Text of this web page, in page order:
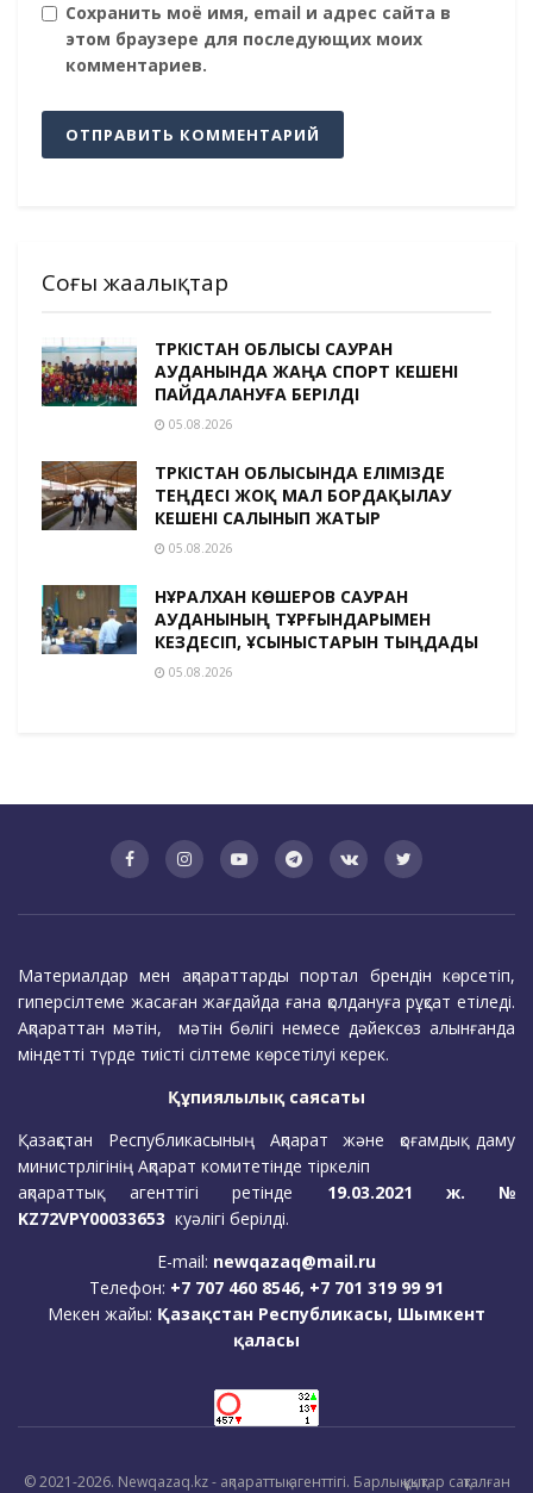
Сохранить моё имя, email и адрес сайта в
этом браузере для последующих моих
комментариев.
Соңғы жаңалықтар
ТҮРКІСТАН ОБЛЫСЫ САУРАН
АУДАНЫНДА ЖАҢА СПОРТ КЕШЕНІ
ПАЙДАЛАНУҒА БЕРІЛДІ
05.08.2026
ТҮРКІСТАН ОБЛЫСЫНДА ЕЛІМІЗДЕ
ТЕҢДЕСІ ЖОҚ МАЛ БОРДАҚЫЛАУ
КЕШЕНІ САЛЫНЫП ЖАТЫР
05.08.2026
НҰРАЛХАН КӨШЕРОВ САУРАН
АУДАНЫНЫҢ ТҰРҒЫНДАРЫМЕН
КЕЗДЕСІП, ҰСЫНЫСТАРЫН ТЫҢДАДЫ
05.08.2026
Материалдар мен ақпараттарды портал брендін көрсетіп,
гиперсілтеме жасаған жағдайда ғана қолдануға рұқсат етіледі.
Ақпараттан мәтін, мәтін бөлігі немесе дәйексөз алынғанда
міндетті түрде тиісті сілтеме көрсетілуі керек.
Құпиялылық саясаты
Қазақстан Республикасының Ақпарат және қоғамдық даму
министрлігінің Ақпарат комитетінде тіркеліп
ақпараттық агенттігі ретінде 19.03.2021 ж. №
KZ72VPY00033653 куәлігі берілді.
E-mail: newqazaq@mail.ru
Телефон: +7 707 460 8546, +7 701 319 99 91
Мекен жайы: Қазақстан Республикасы, Шымкент
қаласы
© 2021-2026. Newqazaq.kz - ақпараттық агенттігі. Барлық құқықтар сақталған